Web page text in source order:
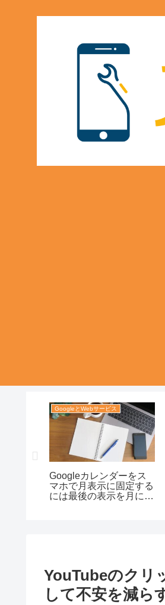
GoogleとWebサービス
Googleカレンダーをス
マホで月表示に固定する
には最後の表示を月にそ
YouTubeのクリ
して不安を減ら